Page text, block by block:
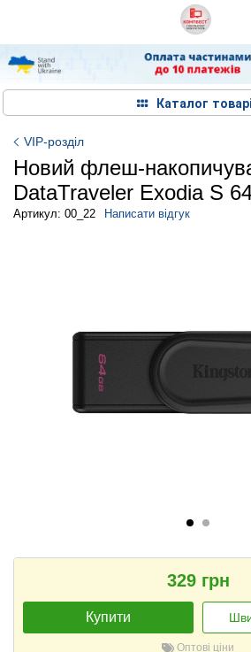
Каталог
VIP-розділ
Новий флеш-
DataTraveler Exodia S
Артикул: 00_22 Написати відгук
329 грн
Купити
Оптові ціни